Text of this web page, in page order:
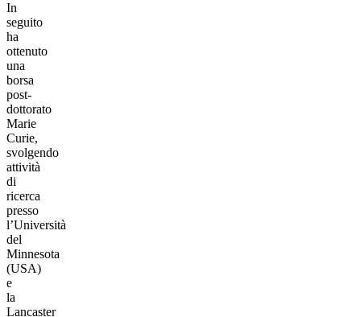
In
seguito
ha
ottenuto
una
borsa
post-
dottorato
Marie
Curie,
svolgendo
attività
di
ricerca
presso
l’Università
del
Minnesota
(USA)
e
la
Lancaster